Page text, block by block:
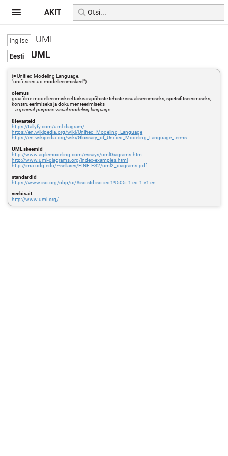
UML
UML
(= Unified Modeling Language,
"unifitseeritud modelleerimiskeel")
olemus
graafiline modelleerimiskeel tarkvarapõhiste tehiste visualiseerimiseks, spetsifitseerimiseks,
konstrueerimiseks ja dokumenteerimiseks
=a general-purpose visual modeling language
ülevaateid
https://tallyfy.com/uml-diagram/
https://en.wikipedia.org/wiki/Unified_Modeling_Language
https://en.wikipedia.org/wiki/Glossary_of_Unified_Modeling_Language_terms
UML skeemid
http://www.agilemodeling.com/essays/umlDiagrams.htm
http://www.uml-diagrams.org/index-examples.html
http://ima.udg.edu/~sellares/EINF-ES2/uml2_diagrams.pdf
standardid
https://www.iso.org/obp/ui/#iso:std:iso-iec:19505:-1:ed-1:v1:en
veebisait
http://www.uml.org/
AKIT